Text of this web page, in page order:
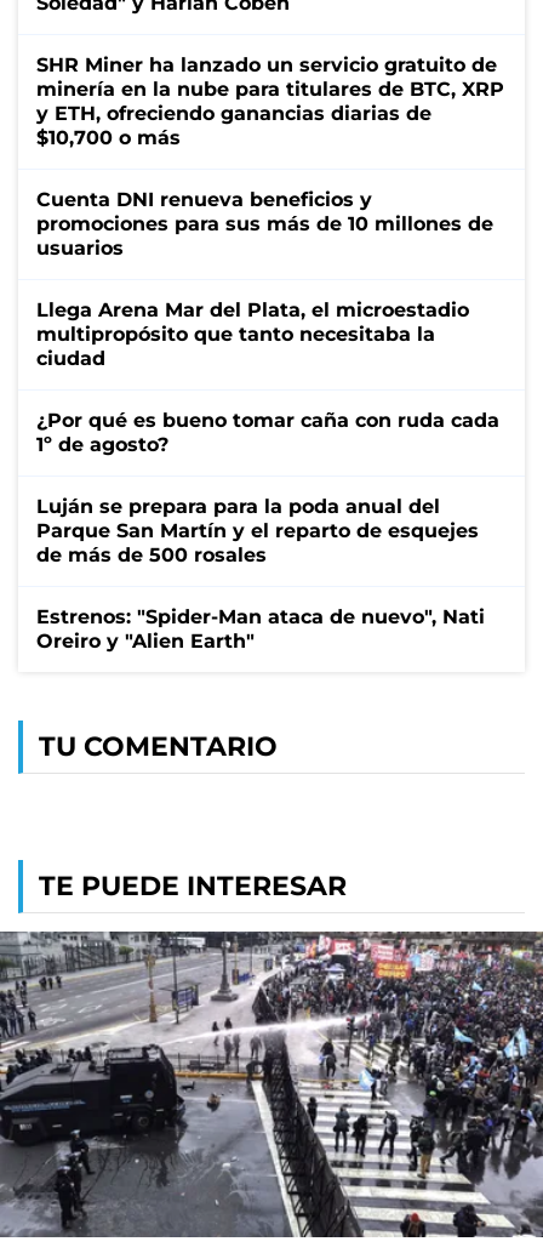
SHR Miner ha lanzado un servicio gratuito de
minería en la nube para titulares de BTC, XRP
y ETH, ofreciendo ganancias diarias de
$10,700 o más
Cuenta DNI renueva beneficios y
promociones para sus más de 10 millones de
usuarios
Llega Arena Mar del Plata, el microestadio
multipropósito que tanto necesitaba la
ciudad
¿Por qué es bueno tomar caña con ruda cada
1º de agosto?
Luján se prepara para la poda anual del
Parque San Martín y el reparto de esquejes
de más de 500 rosales
Estrenos: "Spider-Man ataca de nuevo", Nati
Oreiro y "Alien Earth"
TU COMENTARIO
TE PUEDE INTERESAR